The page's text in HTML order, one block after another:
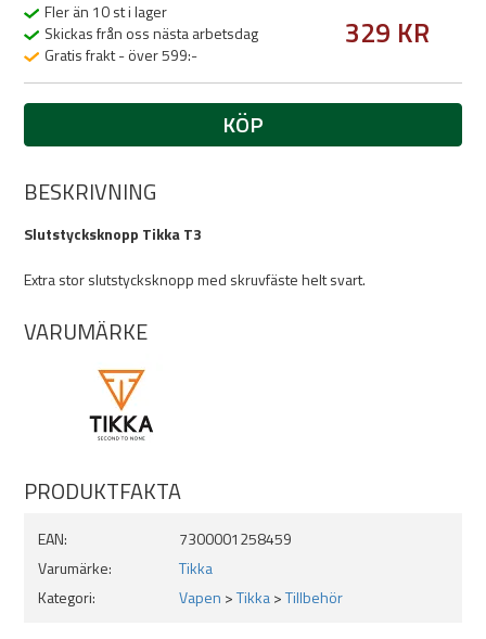
Fler än 10 st i lager
Skickas från oss nästa arbetsdag
Gratis frakt - över 599:-
329 KR
KÖP
BESKRIVNING
Slutstycksknopp Tikka T3
Extra stor slutstycksknopp med skruvfäste helt svart.
VARUMÄRKE
PRODUKTFAKTA
EAN:
7300001258459
Varumärke:
Tikka
Kategori:
Vapen >Tikka>Tillbehör